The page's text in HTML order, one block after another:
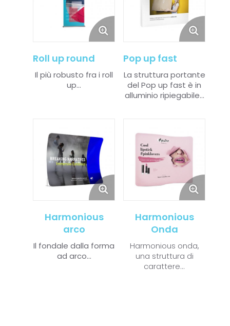
Roll up round
Il più robusto fra i roll
up...
Pop up fast
La struttura portante
del Pop up fast è in
alluminio ripiegabile...
Harmonious
arco
Il fondale dalla forma
ad arco...
Harmonious
Onda
Harmonious onda,
una struttura di
carattere...